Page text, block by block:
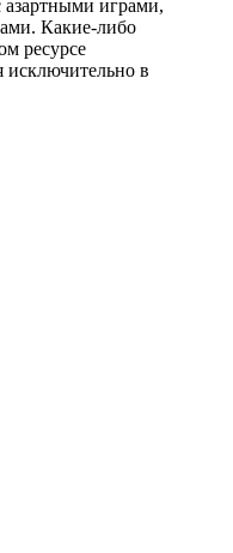
азартными играми,
Какие-либо
ресурсе
исключительно в